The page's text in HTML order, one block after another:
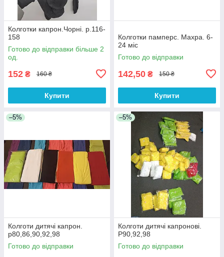
Колготки капрон.Чорні. р.116-
158
Готово до відправки більше 2
од.
152 ₴ 160 ₴
Купити
Колготки памперс. Махра. 6-
24 міс
Готово до відправки
142,50 ₴ 150 ₴
Купити
–5%
Колготи дитячі капрон.
р80,86,90,92,98
Готово до відправки
–5%
Колготи дитячі капронові.
Р90,92,98
Готово до відправки